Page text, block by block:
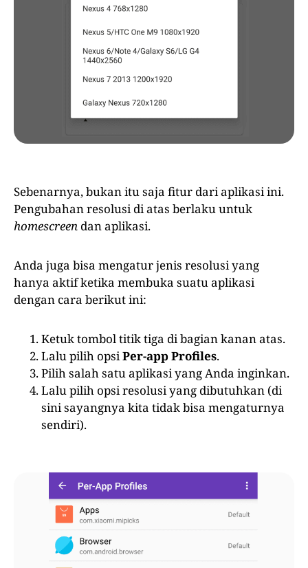
Sebenarnya, bukan itu saja fitur dari aplikasi ini.
Pengubahan resolusi di atas berlaku untuk
homescreen dan aplikasi.
Anda juga bisa mengatur jenis resolusi yang
hanya aktif ketika membuka suatu aplikasi
dengan cara berikut ini:
Ketuk tombol titik tiga di bagian kanan atas.
Lalu pilih opsiPer-app Profiles.
Pilih salah satu aplikasi yang Anda inginkan.
Lalu pilih opsi resolusi yang dibutuhkan (di
sini sayangnya kita tidak bisa mengaturnya
sendiri).